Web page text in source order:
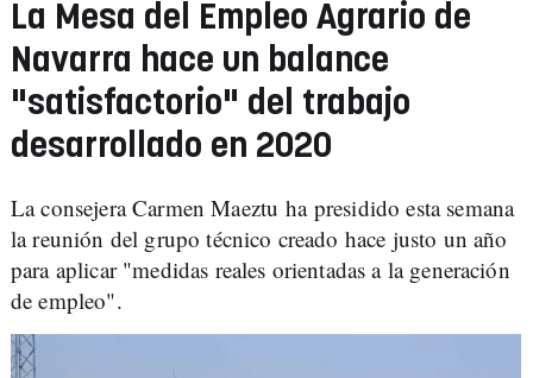
La Mesa del Empleo Agrario de
Navarra hace un balance
"satisfactorio" del trabajo
desarrollado en 2020
La consejera Carmen Maeztu ha presidido esta semana
la reunión del grupo técnico creado hace justo un año
para aplicar "medidas reales orientadas a la generación
de empleo".